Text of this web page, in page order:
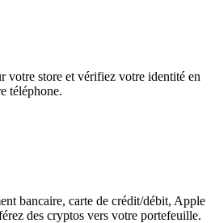
votre store et vérifiez votre identité en
téléphone.
bancaire, carte de crédit/débit, Apple
des cryptos vers votre portefeuille.